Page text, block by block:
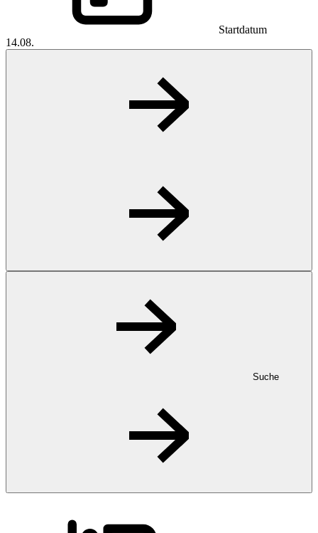
Startdatum
14.08.
Suche